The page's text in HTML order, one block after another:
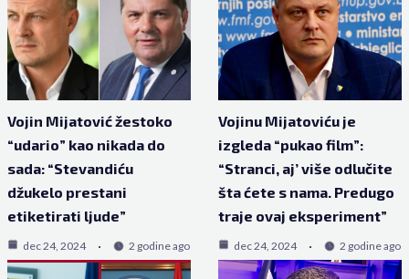
Vojin Mijatović žestoko
“udario” kao nikada do
sada: “Stevandiću
džukelo prestani
etiketirati ljude”
dec 24, 2024 2 godine ago
Vojinu Mijatoviću je
izgleda “pukao film”:
“Stranci, aj’ više odlučite
šta ćete s nama. Predugo
traje ovaj eksperiment”
dec 24, 2024 2 godine ago